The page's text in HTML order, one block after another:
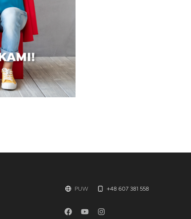
PUW +48 607 381 558